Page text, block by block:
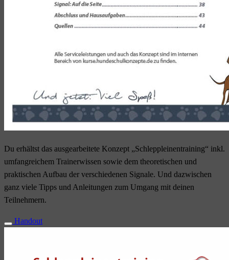
Du erhältst das ausgearbeitete Konzept „Schleppleinentraining“ inkl.
umfangreichem Trainerwissen sowie dem theoretischen und
praktischen Aufbau der verschiedenen Signale. Und dazwischen
ganz viele Tipps und Anleitungen zum Umgang mit deinen
Teilnehmern.
Handout